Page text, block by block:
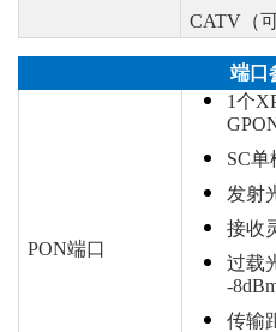
CATV（
端口
PON端口
1个
SC
发射
接收
过载
-
传输